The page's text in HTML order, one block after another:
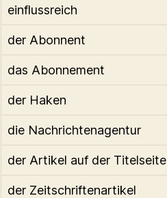
einflussreich
der Abonnent
das Abonnement
der Haken
die Nachrichtenagentur
der Artikel auf der Titelseite
der Zeitschriftenartikel